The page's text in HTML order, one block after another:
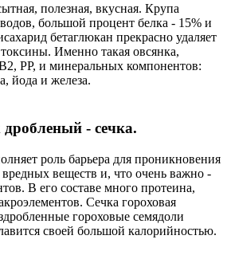
полезная, вкусная. Крупа
большой процент белка - 15% и
бетаглюкан прекрасно удаляет
Именно такая овсянка,
РР, и минеральных компонентов:
йода и железа.
дробленый - сечка.
роль барьера для проникновения
веществ и, что очень важно -
В его составе много протеина,
Сечка гороховая
гороховые семядоли
своей большой калорийностью.